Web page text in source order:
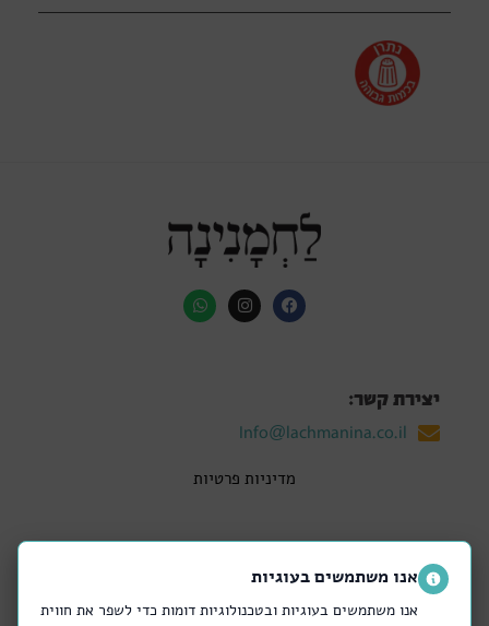
יצירת קשר:
Info@lachmanina.co.il
מדיניות פרטיות
החנויות שלנו:
קריית אונו רמת אביב
אנו משתמשים בעוגיות
אנו משתמשים בעוגיות ובטכנולוגיות דומות כדי לשפר את חווית